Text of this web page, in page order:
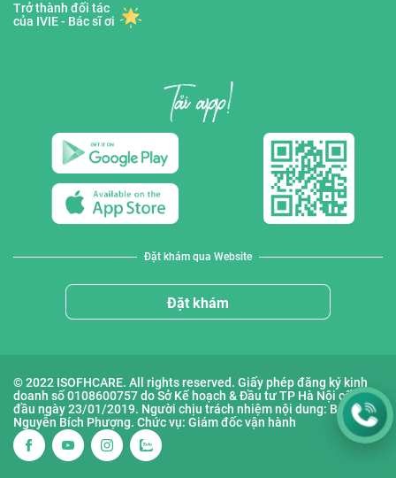
Trở thành đối tác
của IVIE - Bác sĩ ơi
Đặt khám qua Website
Đặt khám
© 2022 ISOFHCARE. All rights reserved. Giấy phép đăng ký kinh
doanh số 0108600757 do Sở Kế hoạch & Đầu tư TP Hà Nội cấp lần
đầu ngày 23/01/2019. Người chịu trách nhiệm nội dung: Bà
Nguyễn Bích Phượng. Chức vụ: Giám đốc vận hành